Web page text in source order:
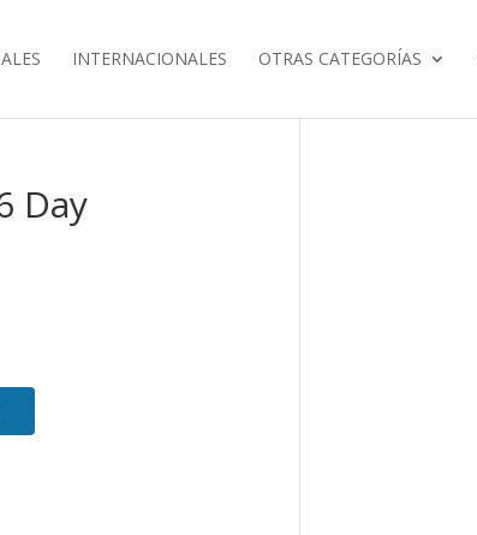
INTERNACIONALES OTRAS CATEGORÍAS
Day